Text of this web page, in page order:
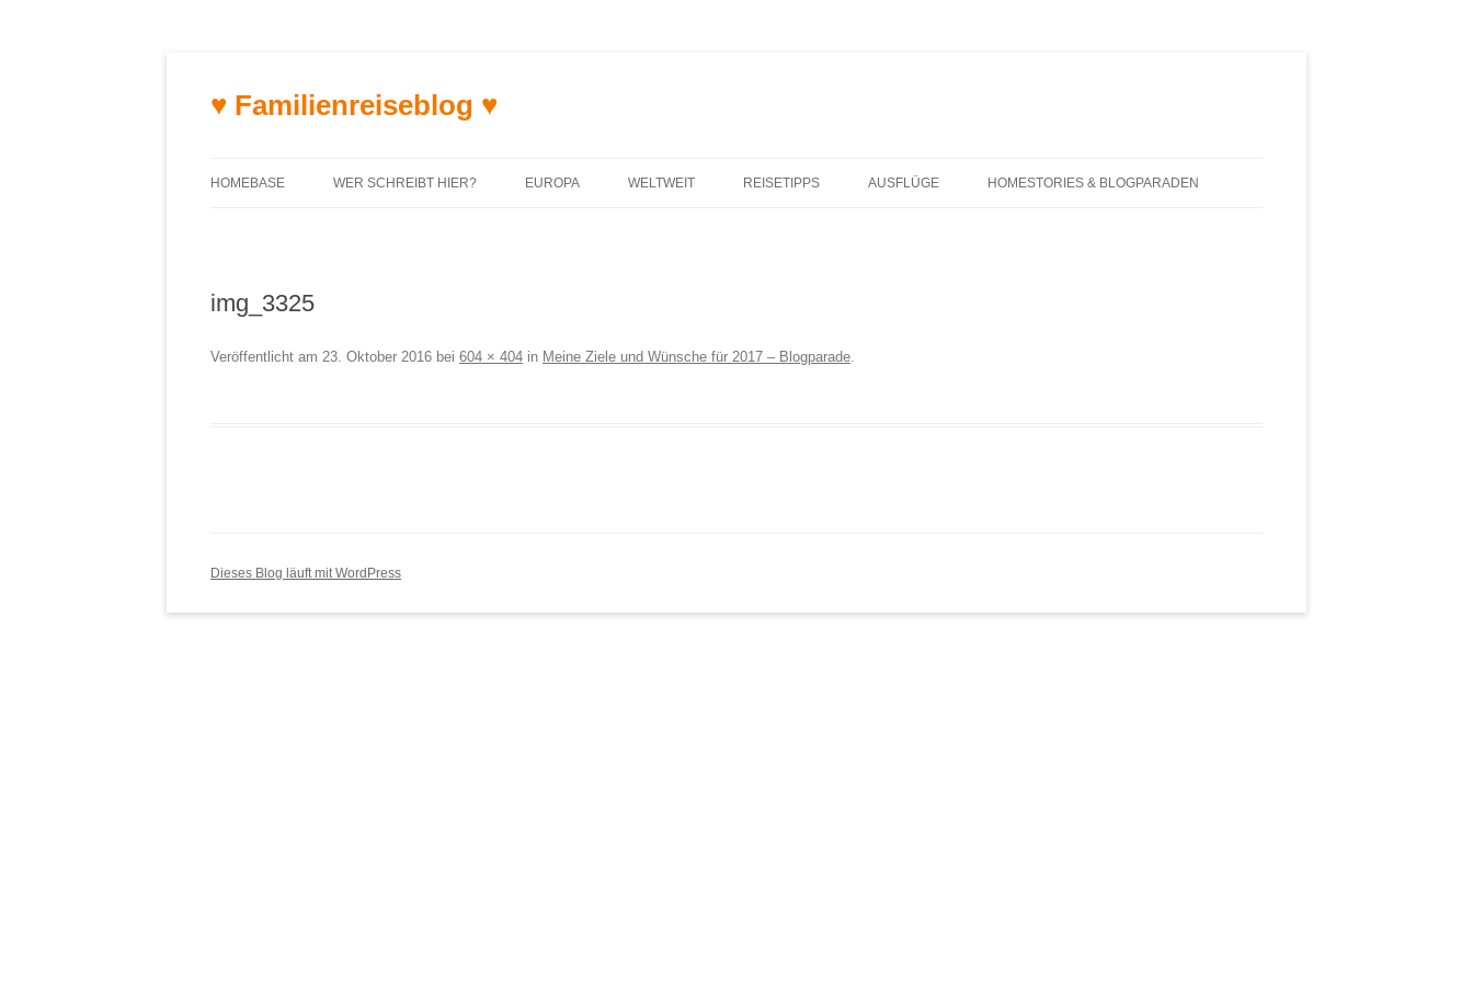
♥ Familienreiseblog ♥
HOMEBASE WER SCHREIBT HIER? EUROPA WELTWEIT REISETIPPS AUSFLÜGE HOMESTORIES & BLOGPARADEN
img_3325
Veröffentlicht am 23. Oktober 2016 bei 604 × 404 in Meine Ziele und Wünsche für 2017 – Blogparade.
Dieses Blog läuft mit WordPress